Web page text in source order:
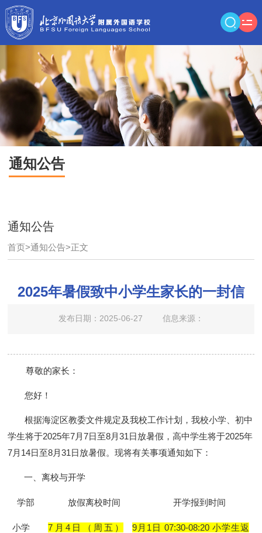
通知公告
通知公告
首页>通知公告>正文
2025年暑假致中小学生家长的一封信
发布日期：2025-06-27 信息来源：
尊敬的家长：
您好！
根据海淀区教委文件规定及我校工作计划，我校小学、初中
学生将于2025年7月7日至8月31日放暑假，高中学生将于2025年
7月14日至8月31日放暑假。现将有关事项通知如下：
一、离校与开学
学部 放假离校时间 开学报到时间
小学 7月4 日（周五）
9月1日07:30-08:20 小学生返